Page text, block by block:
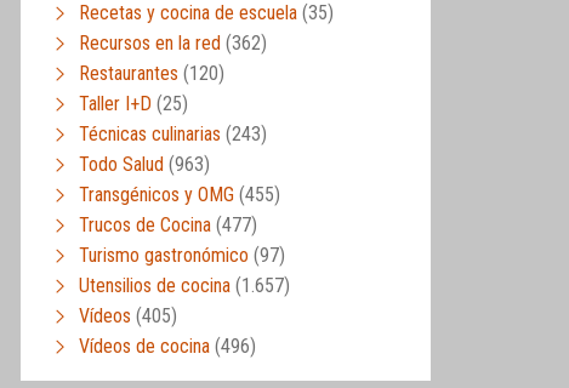
Recetas y cocina de escuela (35)
Recursos en la red (362)
Restaurantes (120)
Taller I+D (25)
Técnicas culinarias (243)
Todo Salud (963)
Transgénicos y OMG (455)
Trucos de Cocina (477)
Turismo gastronómico (97)
Utensilios de cocina (1.657)
Vídeos (405)
Vídeos de cocina (496)